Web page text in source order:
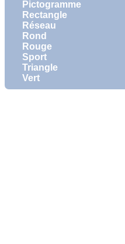
Pictogramme
Rectangle
Réseau
Rond
Rouge
Sport
Triangle
Vert